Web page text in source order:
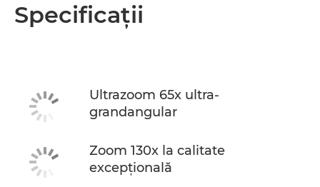
Specificaţii
Ultrazoom 65x ultra-
grandangular
Zoom 130x la calitate
excepţională